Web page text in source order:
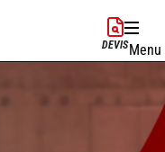
DEVISMenu